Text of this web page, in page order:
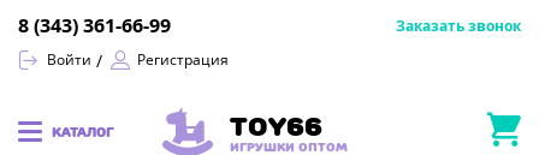
Войти Регистрация
8 (343) 361-66-99 Заказать звонок
КАТАЛОГ TOY66
ИГРУШКИ ОПТОМ